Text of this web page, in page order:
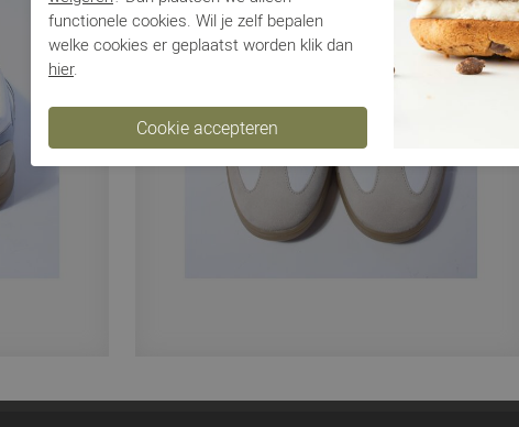
functionele cookies. Wil je zelf bepalen
welke cookies er geplaatst worden klik dan
hier.